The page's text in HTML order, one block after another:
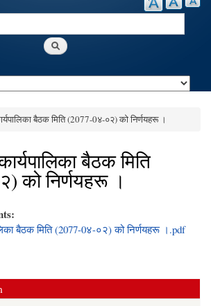
बैठक मिति (2077-0४-०२) को निर्णयहरू ।
बैठक मिति
को निर्णयहरू ।
बैठक मिति (2077-0४-०२) को निर्णयहरू ।.pdf